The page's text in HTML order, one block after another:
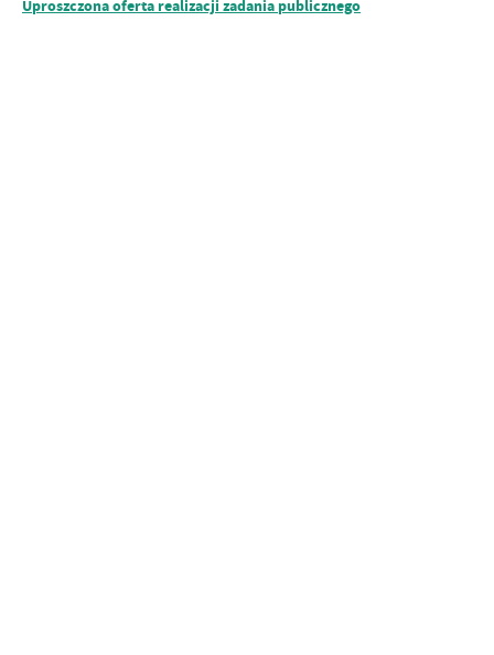
Uproszczona oferta realizacji zadania publicznego